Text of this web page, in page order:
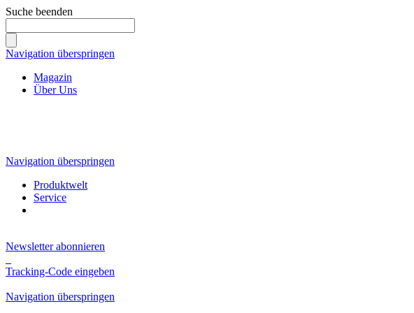
Suche beenden
Navigation überspringen
Magazin
Über Uns
Navigation überspringen
Produktwelt
Service
Newsletter abonnieren
Tracking-Code eingeben
Navigation überspringen